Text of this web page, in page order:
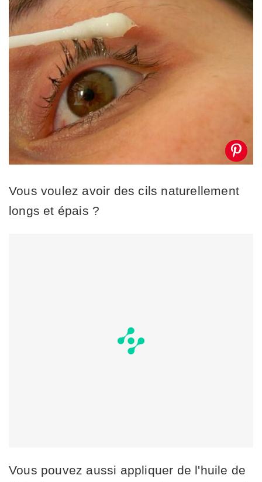
Vous voulez avoir des cils naturellement
longs et épais ?
Vous pouvez aussi appliquer de l'huile de